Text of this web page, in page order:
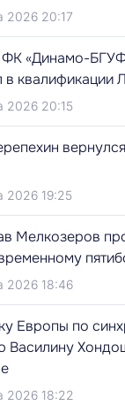
2026 20:17
«Динамо-
в квалификации
2026 20:15
2026 19:25
Мелкозеров
2026 18:46
Европы по
Василину
2026 18:22